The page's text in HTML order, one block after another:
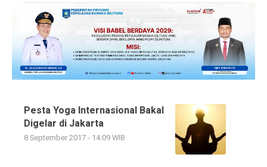
Pesta Yoga Internasional Bakal
Digelar di Jakarta
8 September 2017 - 14:09 WIB